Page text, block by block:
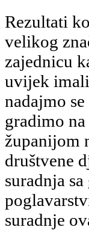
Rezultati
velikog
zajednicu
uvijek
nadajmo
gradimo
županijom
društvene
suradnja
suradnje